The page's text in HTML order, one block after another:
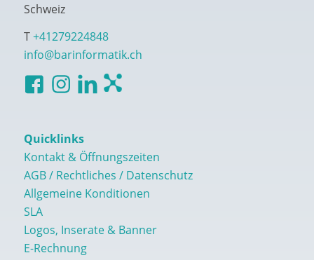
Schweiz
T+41279224848
info@barinformatik.ch
Quicklinks
Kontakt & Öffnungszeiten
AGB / Rechtliches / Datenschutz
Allgemeine Konditionen
SLA
Logos, Inserate & Banner
E-Rechnung